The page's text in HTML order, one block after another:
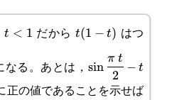
t < 1 だから t(1-
t(1 − t) はつ
る。あとは，
\sin\cfrac{\pi t}
{2}-t
sin
2
π t
− t
正の値であることを示せば